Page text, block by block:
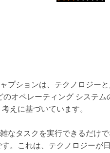
プションは、テクノロジー
オペレーティング システム
えに基づいています。
なタスクを実行できるだけ
。これは、テクノロジーが